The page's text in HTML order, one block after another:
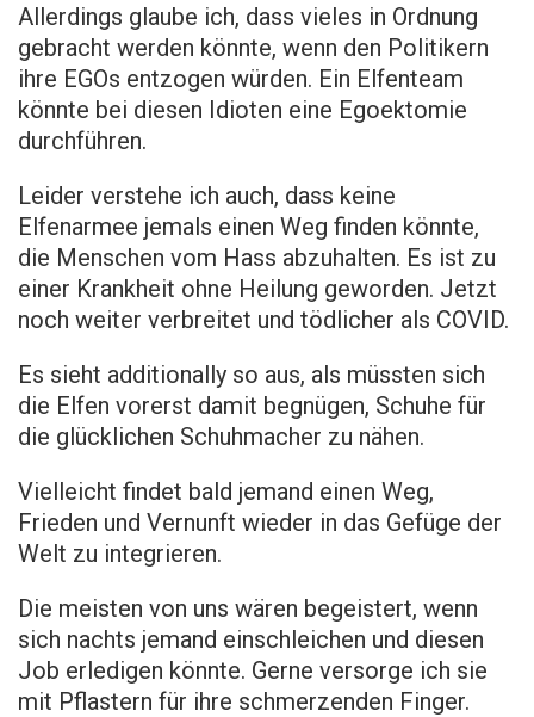
Allerdings glaube ich, dass vieles in Ordnung
gebracht werden könnte, wenn den Politikern
ihre EGOs entzogen würden. Ein Elfenteam
könnte bei diesen Idioten eine Egoektomie
durchführen.
Leider verstehe ich auch, dass keine
Elfenarmee jemals einen Weg finden könnte,
die Menschen vom Hass abzuhalten. Es ist zu
einer Krankheit ohne Heilung geworden. Jetzt
noch weiter verbreitet und tödlicher als COVID.
Es sieht additionally so aus, als müssten sich
die Elfen vorerst damit begnügen, Schuhe für
die glücklichen Schuhmacher zu nähen.
Vielleicht findet bald jemand einen Weg,
Frieden und Vernunft wieder in das Gefüge der
Welt zu integrieren.
Die meisten von uns wären begeistert, wenn
sich nachts jemand einschleichen und diesen
Job erledigen könnte. Gerne versorge ich sie
mit Pflastern für ihre schmerzenden Finger.